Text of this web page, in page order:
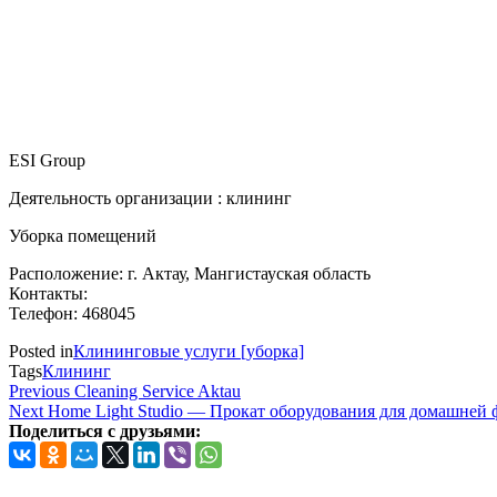
ESI Group
Деятельность организации : клининг
Уборка помещений
Расположение: г. Актау, Мангистауская область
Контакты:
Телефон: 468045
Posted inКлининговые услуги [уборка]
TagsКлининг
Навигация
по
записям
Previous
Post
Previous Cleaning Service Aktau
Next
Post
Next Home Light Studio — Прокат оборудования для домашней
Поделиться с друзьями: